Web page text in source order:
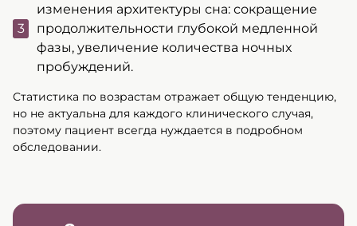
изменения архитектуры сна: сокращение
продолжительности глубокой медленной
фазы, увеличение количества ночных
пробуждений.
Статистика по возрастам отражает общую тенденцию,
но не актуальна для каждого клинического случая,
поэтому пациент всегда нуждается в подробном
обследовании.